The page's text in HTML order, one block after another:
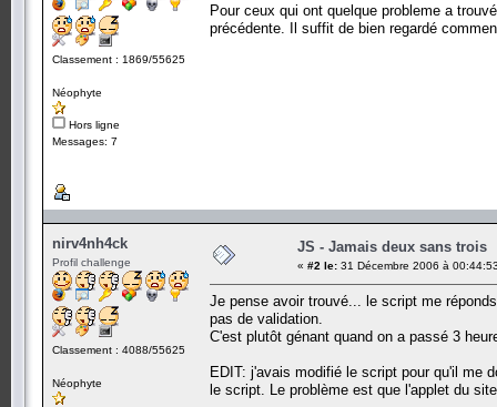
Classement : 1869/55625
Néophyte
Hors ligne
Messages: 7
Pour ceux qui ont quelque probleme a
précédente. Il suffit de bien regardé
nirv4nh4ck
Profil challenge
Classement : 4088/55625
Néophyte
JS - Jamais deux sans trois
« #2 le: 31 Décembre 2006 à
Je pense avoir trouvé... le script me
pas de validation.
C'est plutôt génant quand on a passé 3
EDIT: j'avais modifié le script pour qu'il me
le script. Le problème est que l'applet du